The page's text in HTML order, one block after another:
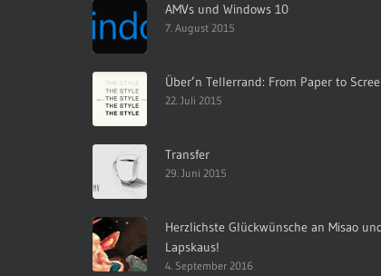
AMVs und Windows 10
7. August 2015
Über’n Tellerrand: From Paper to
22. Juli 2015
Transfer
29. Juni 2015
Herzlichste Glückwünsche an Misao
Lapskaus!
4. September 2016